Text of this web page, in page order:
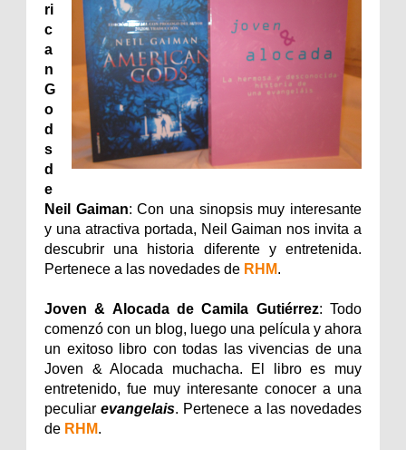
ri
c
a
n
G
o
d
s
d
e
Neil Gaiman: Con una sinopsis muy interesante
y una atractiva portada, Neil Gaiman nos invita a
descubrir una historia diferente y entretenida.
Pertenece a las novedades de RHM.
Joven & Alocada de Camila Gutiérrez: Todo
comenzó con un blog, luego una película y ahora
un exitoso libro con todas las vivencias de una
Joven & Alocada muchacha. El libro es muy
entretenido, fue muy interesante conocer a una
peculiar evangelais. Pertenece a las novedades
de RHM.